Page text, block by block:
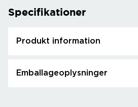
Specifikationer
Produkt information
Emballageoplysninger